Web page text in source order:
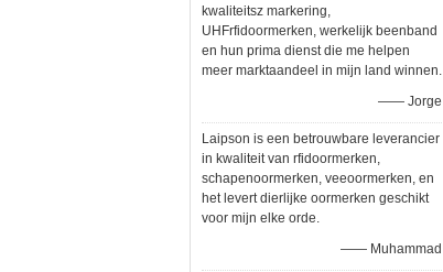
kwaliteitsz markering,
UHFrfidoormerken, werkelijk beenband
en hun prima dienst die me helpen
meer marktaandeel in mijn land winnen.
—— Jorge
Laipson is een betrouwbare leverancier
in kwaliteit van rfidoormerken,
schapenoormerken, veeoormerken, en
het levert dierlijke oormerken geschikt
voor mijn elke orde.
—— Muhammad